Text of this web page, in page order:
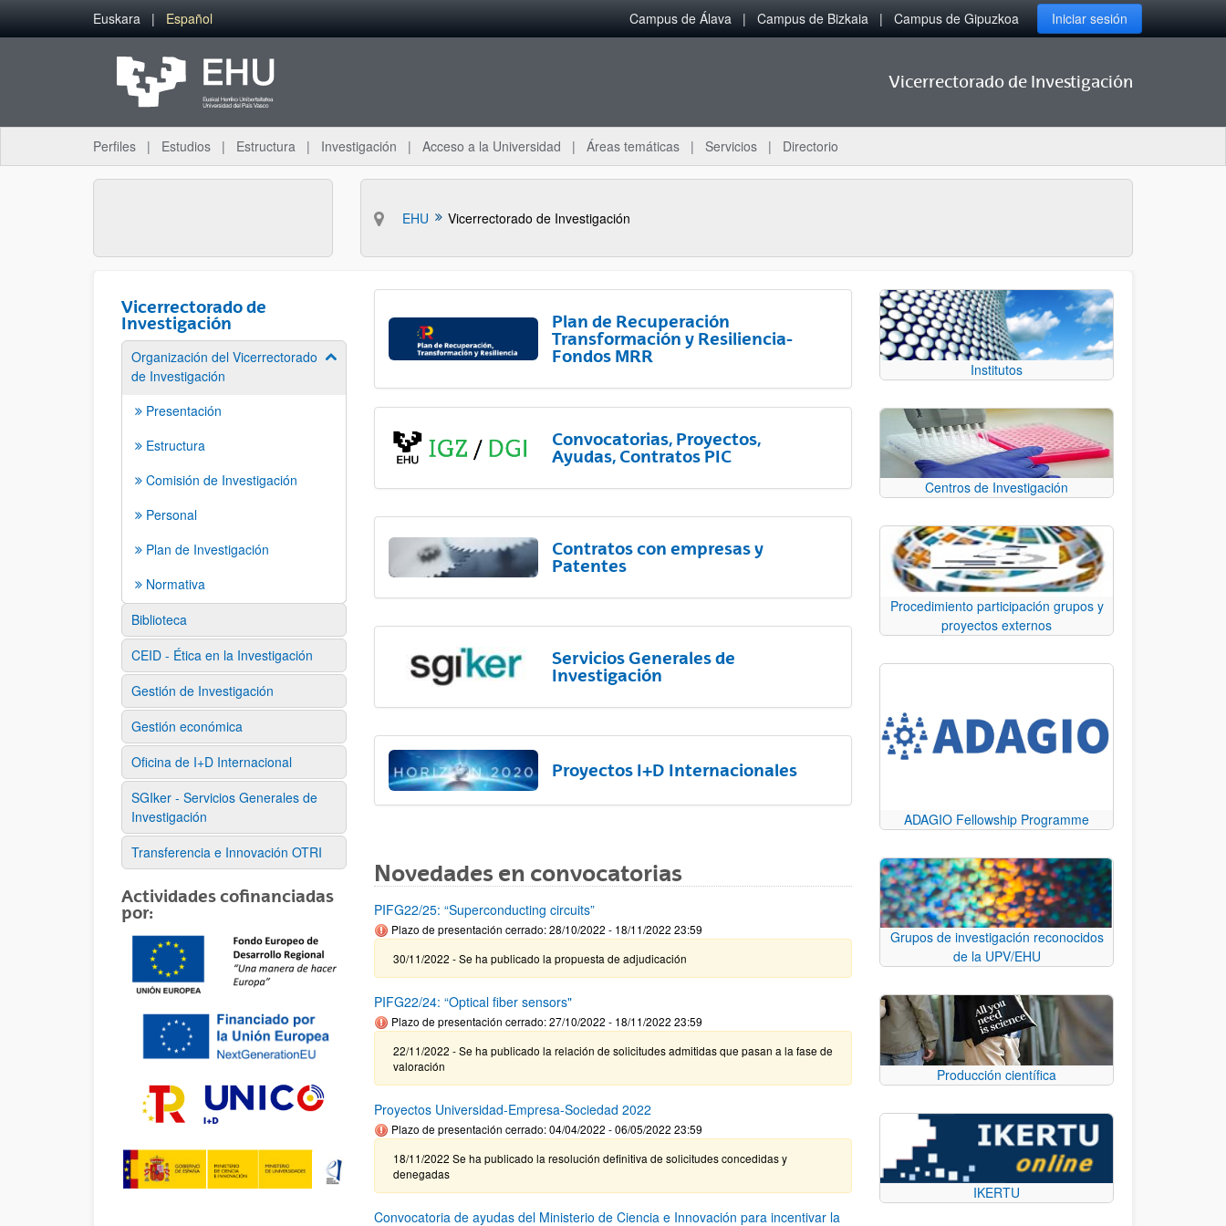
Saltar al contenido principal
Euskara Español Campus de Álava Campus de Bizkaia Campus de Gipuzkoa Iniciar sesión
Vicerrectorado de Investigación
Perfiles Estudios Estructura Investigación Acceso a la Universidad Áreas temáticas Servicios Directorio
EHU Vicerrectorado de Investigación
Vicerrectorado de
Investigación
Organización del Vicerrectorado
de Investigación
Mostrar/ocultar subpáginas
Presentación
Estructura
Comisión de Investigación
Personal
Plan de Investigación
Normativa
Biblioteca
CEID - Ética en la Investigación
Gestión de Investigación
Gestión económica
Oficina de I+D Internacional
SGIker - Servicios Generales de
Investigación
Transferencia e Innovación OTRI
Actividades cofinanciadas
por:
Plan de Recuperación
Transformación y Resiliencia-
Fondos MRR
Convocatorias, Proyectos,
Ayudas, Contratos PIC
Contratos con empresas y
Patentes
Servicios Generales de
Investigación
Proyectos I+D Internacionales
Novedades en convocatorias
PIFG22/25: “Superconducting circuits”
Plazo de presentación cerrado: 28/10/2022 - 18/11/2022 23:59
30/11/2022 - Se ha publicado la propuesta de adjudicación
PIFG22/24: “Optical fiber sensors"
Plazo de presentación cerrado: 27/10/2022 - 18/11/2022 23:59
22/11/2022 - Se ha publicado la relación de solicitudes admitidas que pasan a la fase de
valoración
Proyectos Universidad-Empresa-Sociedad 2022
Plazo de presentación cerrado: 04/04/2022 - 06/05/2022 23:59
18/11/2022 Se ha publicado la resolución definitiva de solicitudes concedidas y
denegadas
Convocatoria de ayudas del Ministerio de Ciencia e Innovación para incentivar la
Institutos
Centros de Investigación
Procedimiento participación grupos y
proyectos externos
ADAGIO Fellowship Programme
Grupos de investigación reconocidos
de la UPV/EHU
Producción científica
IKERTU